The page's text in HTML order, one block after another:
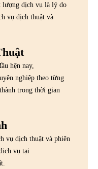
lượng dịch vụ là lý do
vụ dịch thuật và
hện nay,
nghiệp theo từng
trong thời gian
vụ dịch thuật và phiên
vụ tại